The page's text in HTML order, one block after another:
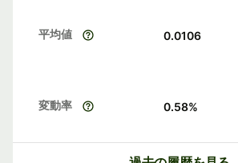
平均値 0.0106
変動率 0.58%